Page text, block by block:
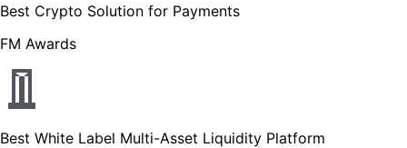
Best Crypto Solution for Payments
FM Awards
Best White Label Multi-Asset Liquidity Platform